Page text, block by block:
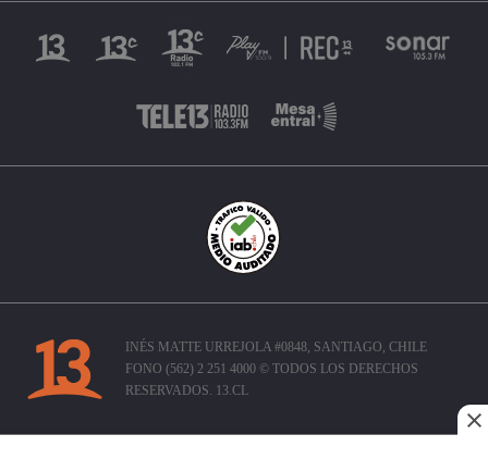
INÉS MATTE URREJOLA #0848, SANTIAGO, CHILE
FONO (562) 2 251 4000 © TODOS LOS DERECHOS
RESERVADOS. 13.CL